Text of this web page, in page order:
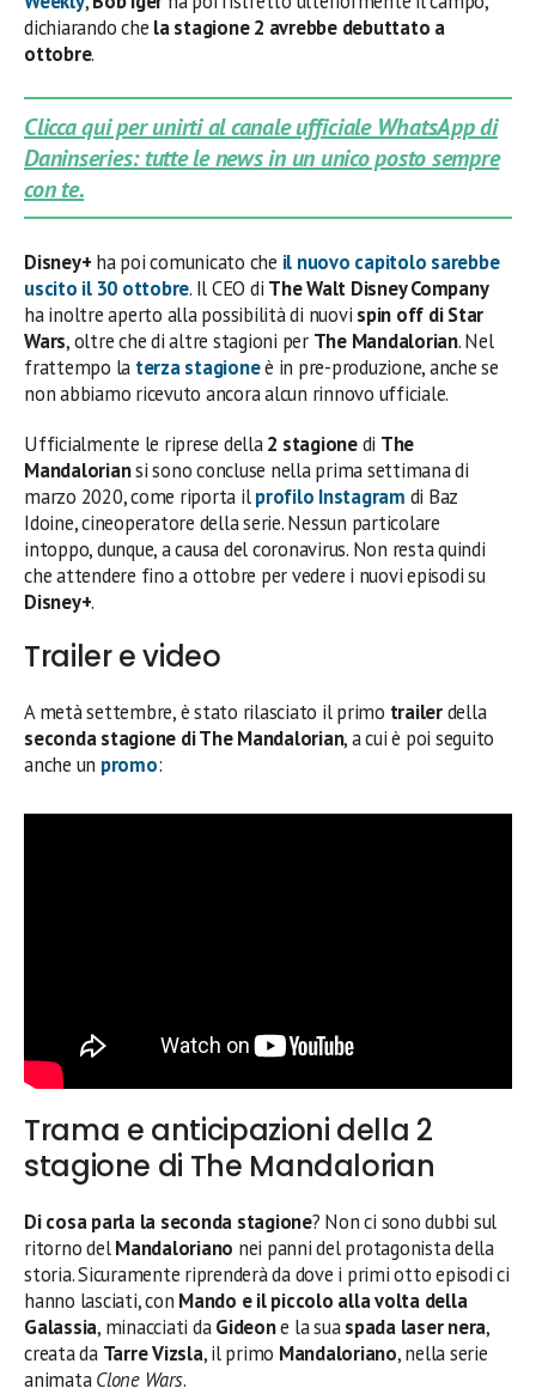
dichiarando che la stagione 2 avrebbe debuttato a
ottobre.
Clicca qui per unirti al canale ufficiale WhatsApp di
Daninseries: tutte le news in un unico posto sempre
con te.
Disney+ ha poi comunicato che il nuovo capitolo sarebbe
uscito il 30 ottobre. Il CEO di The Walt Disney Company
ha inoltre aperto alla possibilità di nuovi spin off di Star
Wars, oltre che di altre stagioni per The Mandalorian. Nel
frattempo la terza stagioneè in pre-produzione, anche se
non abbiamo ricevuto ancora alcun rinnovo ufficiale.
Ufficialmente le riprese della2 stagionedi The
Mandaloriansi sono concluse nella prima settimana di
marzo 2020, come riporta ilprofilo Instagram di Baz
Idoine, cineoperatore della serie. Nessun particolare
intoppo, dunque, a causa del coronavirus. Non resta quindi
che attendere fino a ottobre per vedere i nuovi episodi su
Disney+.
Trailer e video
A metà settembre, è stato rilasciato il primo trailerdella
seconda stagione di The Mandalorian, a cui è poi seguito
anche un promo:
Trama e anticipazioni della 2
stagione di The Mandalorian
Di cosa parla la seconda stagione? Non ci sono dubbi sul
ritorno delMandaloriano nei panni del protagonista della
storia. Sicuramente riprenderà da dove i primi otto episodi ci
hanno lasciati, con Mando e il piccolo alla volta della
Galassia, minacciati daGideone la suaspada laser nera,
creata da Tarre Vizsla, il primo Mandaloriano, nella serie
animataClone Wars.